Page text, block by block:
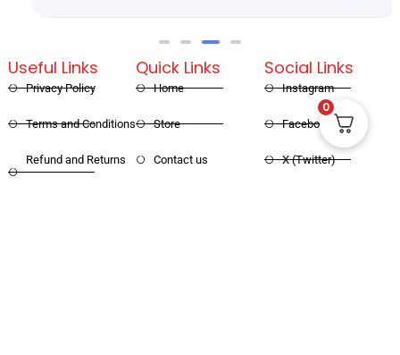
Quick Links
Home
Store
Contact us
Useful Links
Privacy Policy
Terms and Conditions
Refund and Returns
Social Links
Instagram
Facebook
X (Twitter)
0